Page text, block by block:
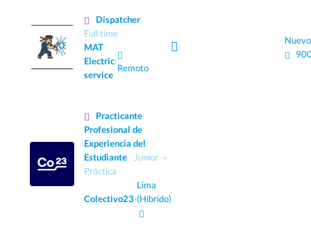
Dispatcher
Full time
MAT
Electric
service
·
Remoto
Nuevo
Practicante
Profesional de
Experiencia del
Estudiante
Junior
Práctica
Colectivo23·
Lima
(Híbrido)